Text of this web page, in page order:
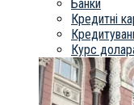
Банки
Кредитні
Курс